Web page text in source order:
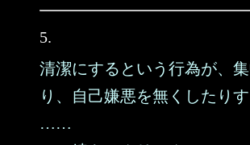
5.
清潔にするという行為が、
り、自己嫌悪を無くしたりす
……